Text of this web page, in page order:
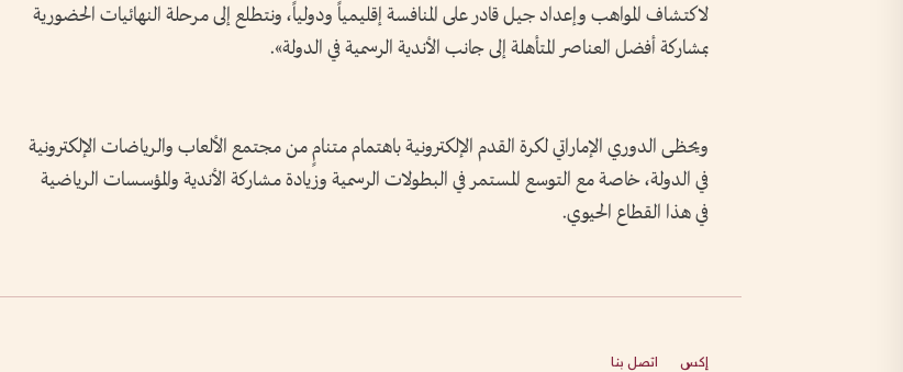
لاكتشاف المواهب وإعداد جيل قادر على المنافسة إقليمياً ودولياً، ونتطلع إلى مرحلة النهائيات الحضورية
بمشاركة أفضل العناصر المتأهلة إلى جانب الأندية الرسمية في الدولة».
ويحظى الدوري الإماراتي لكرة القدم الإلكترونية باهتمام متنامٍ من مجتمع الألعاب والرياضات الإلكترونية
في الدولة، خاصة مع التوسع المستمر في البطولات الرسمية وزيادة مشاركة الأندية والمؤسسات الرياضية
في هذا القطاع الحيوي.
إكس
اتصل بنا